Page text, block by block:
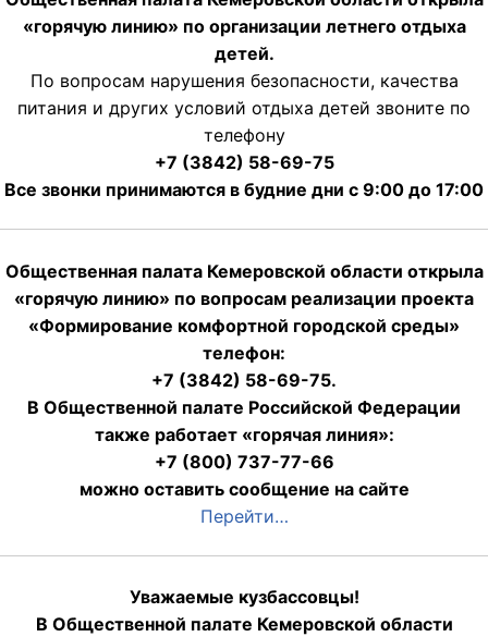
«горячую линию» по организации летнего отдыха
детей.
По вопросам нарушения безопасности, качества
питания и других условий отдыха детей звоните по
телефону
+7 (3842) 58-69-75
Все звонки принимаются в будние дни с 9:00 до 17:00
Общественная палата Кемеровской области открыла
«горячую линию» по вопросам реализации проекта
«Формирование комфортной городской среды»
телефон:
+7 (3842) 58-69-75.
В Общественной палате Российской Федерации
также работает «горячая линия»:
+7 (800) 737-77-66
можно оставить сообщение на сайте
Перейти…
Уважаемые кузбассовцы!
В Общественной палате Кемеровской области